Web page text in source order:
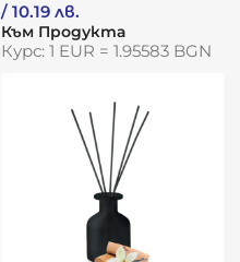
/ 10.19 лв.
Към Продукта
Курс: 1 EUR = 1.95583 BGN